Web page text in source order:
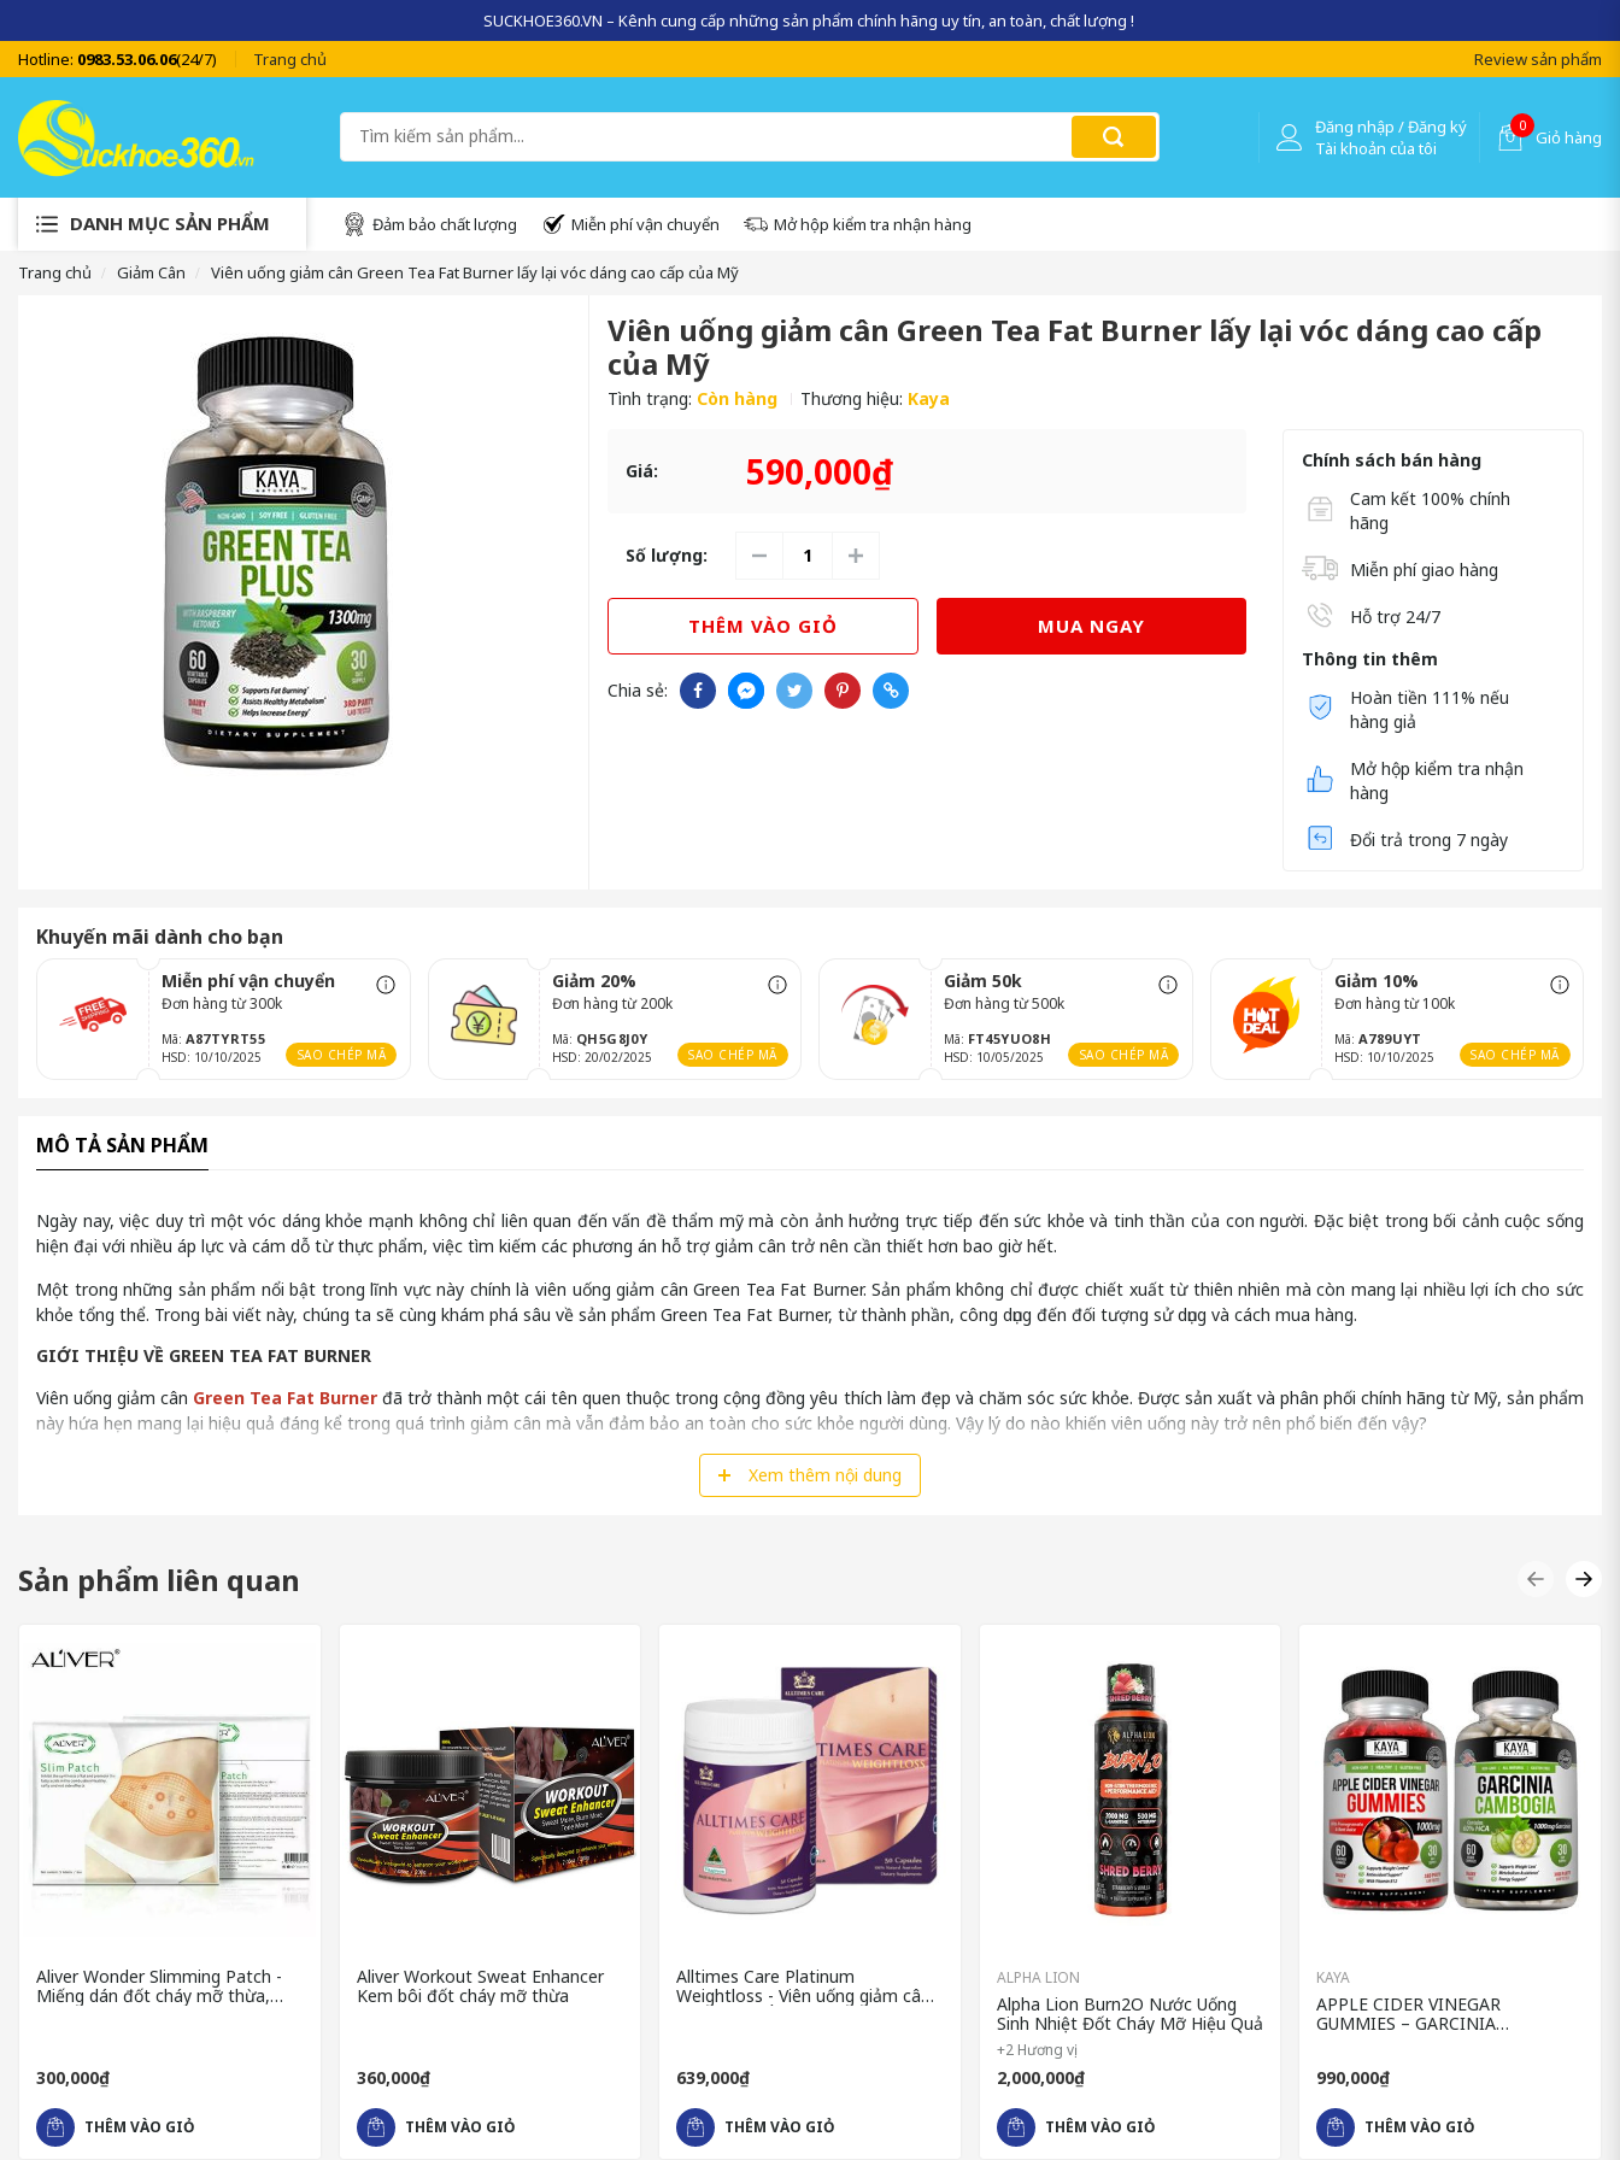
SUCKHOE360.VN – Kênh cung cấp những sản phẩm chính hãng uy tín, an toàn, chất lượng !
Hotline: 0983.53.06.06(24/7) Trang chủ Review sản phẩm
Đăng nhập / Đăng ký
Tài khoản của tôi
0
Giỏ hàng
DANH MỤC SẢN PHẨM Đảm bảo chất lượng Miễn phí vận chuyển Mở hộp kiểm tra nhận hàng
Trang chủ Giảm Cân Viên uống giảm cân Green Tea Fat Burner lấy lại vóc dáng cao cấp của Mỹ
Viên uống giảm cân Green Tea Fat Burner lấy lại vóc dáng cao cấp
của Mỹ
Tình trạng: Còn hàng Thương hiệu: Kaya
Giá: 590,000₫
Số lượng:
THÊM VÀO GIỎ MUA NGAY
Chia sẻ:
Chính sách bán hàng
Cam kết 100% chính
hãng
Miễn phí giao hàng
Hỗ trợ 24/7
Thông tin thêm
Hoàn tiền 111% nếu
hàng giả
Mở hộp kiểm tra nhận
hàng
Đổi trả trong 7 ngày
Khuyến mãi dành cho bạn
Miễn phí vận chuyển
Đơn hàng từ 300k
Mã: A87TYRT55
HSD: 10/10/2025 SAO CHÉP MÃ
Giảm 20%
Đơn hàng từ 200k
Mã: QH5G8J0Y
HSD: 20/02/2025 SAO CHÉP MÃ
Giảm 50k
Đơn hàng từ 500k
Mã: FT45YUO8H
HSD: 10/05/2025 SAO CHÉP MÃ
Giảm 10%
Đơn hàng từ 100k
Mã:A789UYT
HSD: 10/10/2025 SAO CHÉP MÃ
MÔ TẢ SẢN PHẨM
Ngày nay, việc duy trì một vóc dáng khỏe mạnh không chỉ liên quan đến vấn đề thẩm mỹ mà còn ảnh hưởng trực tiếp đến sức khỏe và tinh thần của con người. Đặc biệt trong bối cảnh cuộc sống
hiện đại với nhiều áp lực và cám dỗ từ thực phẩm, việc tìm kiếm các phương án hỗ trợ giảm cân trở nên cần thiết hơn bao giờ hết.
Một trong những sản phẩm nổi bật trong lĩnh vực này chính là viên uống giảm cân Green Tea Fat Burner. Sản phẩm không chỉ được chiết xuất từ thiên nhiên mà còn mang lại nhiều lợi ích cho sức
khỏe tổng thể. Trong bài viết này, chúng ta sẽ cùng khám phá sâu về sản phẩm Green Tea Fat Burner, từ thành phần, công dụng đến đối tượng sử dụng và cách mua hàng.
GIỚI THIỆU VỀ GREEN TEA FAT BURNER
Viên uống giảm cân Green Tea Fat Burner đã trở thành một cái tên quen thuộc trong cộng đồng yêu thích làm đẹp và chăm sóc sức khỏe. Được sản xuất và phân phối chính hãng từ Mỹ, sản phẩm
này hứa hẹn mang lại hiệu quả đáng kể trong quá trình giảm cân mà vẫn đảm bảo an toàn cho sức khỏe người dùng. Vậy lý do nào khiến viên uống này trở nên phổ biến đến vậy?
Xem thêm nội dung
Sản phẩm liên quan
Aliver Wonder Slimming Patch -
Miếng dán đốt cháy mỡ thừa,
300,000₫
THÊM VÀO GIỎ
Aliver Workout Sweat Enhancer
Kem bôi đốt cháy mỡ thừa
360,000₫
THÊM VÀO GIỎ
Alltimes Care Platinum
Weightloss - Viên uống giảm cân
639,000₫
THÊM VÀO GIỎ
ALPHA LION
Alpha Lion Burn2O Nước Uống
Sinh Nhiệt Đốt Cháy Mỡ Hiệu Quả
+2 Hương vị
2,000,000₫
THÊM VÀO GIỎ
KAYA
APPLE CIDER VINEGAR
GUMMIES – GARCINIA
990,000₫
THÊM VÀO GIỎ